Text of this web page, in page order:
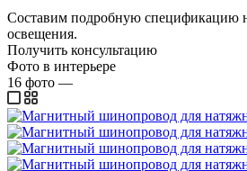
Составим подробную спецификацию
освещения.
Получить консультацию
Фото в интерьере
16 фото —